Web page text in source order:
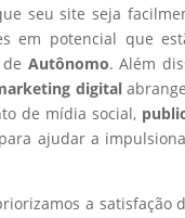
seu site seja
em potencial que
Autônomo. Além
digital
de mídia social,
ajudar a
a satisfação